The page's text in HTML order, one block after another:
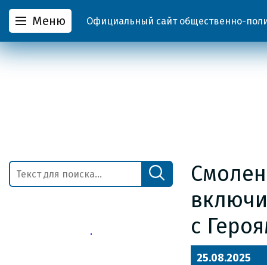
Меню Официальный сайт общественно-
с
25.08.2025